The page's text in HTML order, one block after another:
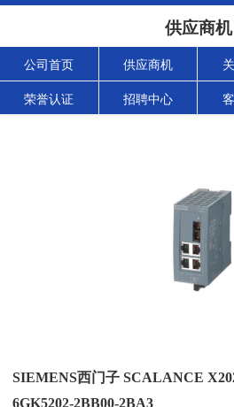
供应商机
公司首页 供应商机
荣誉认证 招聘中心
SIEMENS西门子 SCALANCE
6GK5202-2BB00-2BA3